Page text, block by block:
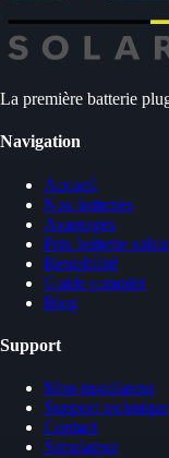
La première batterie
Navigation
Accueil
Nos batteries
Avantages
Prix batterie
Rentabilité
Guide complet
Blog
Support
Mon installateur
Support technique
Contact
Simulateur